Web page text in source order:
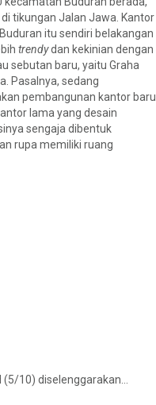
tikungan Jalan Jawa. Kantor
Buduran itu sendiri belakangan
trendydan kekinian dengan
sebutan baru, yaitu Graha
Pasalnya, sedang
pembangunan kantor baru
lama yang desain
sengaja dibentuk
rupa memiliki ruang
10) diselenggarakan…